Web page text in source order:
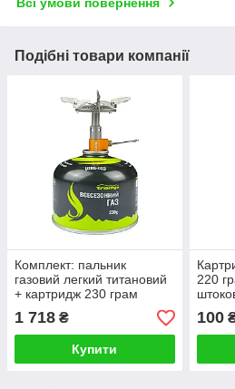
Подібні товари компанії
Комплект: пальник
газовий легкий титановий
+ картридж 230 грам
1 718 ₴
Купити
220
100